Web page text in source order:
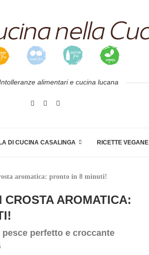
alimentari e cucina lucana
DI CUCINA CASALINGA RICETTE VEGANE
aromatica: pronto in 8 minuti!
AROMATICA:
perfetto e croccante